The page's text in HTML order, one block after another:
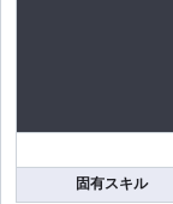
固有スキル